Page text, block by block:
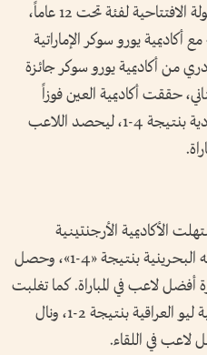
وشهد اليوم الأول إقامة مباريات الجولة الافتتاحية لفئة تحت 12 عاماً،
أكاديمية يورو سوكر الإماراتية
قادري من أكاديمية يورو سوكر جائزة
حققت أكاديمية العين فوزاً
مستحقاً على أكاديمية موهبة السعودية بنتيجة 4-1، ليحصد اللاعب
تحت 14 عاماً، استهلت الأكاديمية الأرجنتينية
مشوارها بفوز كبير على أكاديمية أوليه البحرينية بنتيجة «4-1»، وحصل
لاعب في المباراة. كما تغلبت
أكاديمية موهبة السعودية على أكاديمية ليو العراقية بنتيجة 2-1، ونال
في اللقاء.